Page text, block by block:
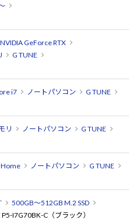
NVIDIA GeForce RTX
G TUNE
i7 ノートパソコン
G TUNE
リ ノートパソコン
G TUNE
ノートパソコン
G TUNE
500GB～512GB M.2 SSD
P5-I7G70BK-C（ブラック）